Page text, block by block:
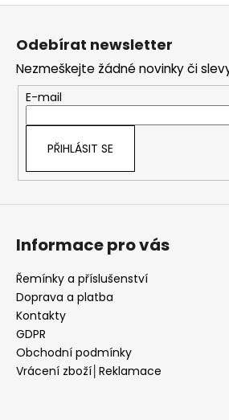
Z
Odebírat newsletter
Nezmeškejte žádné novinky či
E-mail
PŘIHLÁSIT SE
Informace pro vás
Řemínky a příslušenství
Doprava a platba
Kontakty
GDPR
Obchodní podmínky
Vrácení zboží│Reklamace